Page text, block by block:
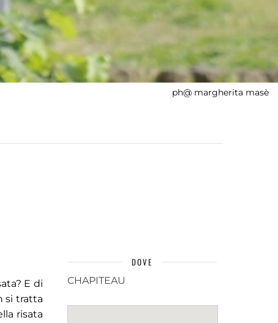
ph@ margherita masè
E di
si tratta
risata
DOVE
CHAPITEAU